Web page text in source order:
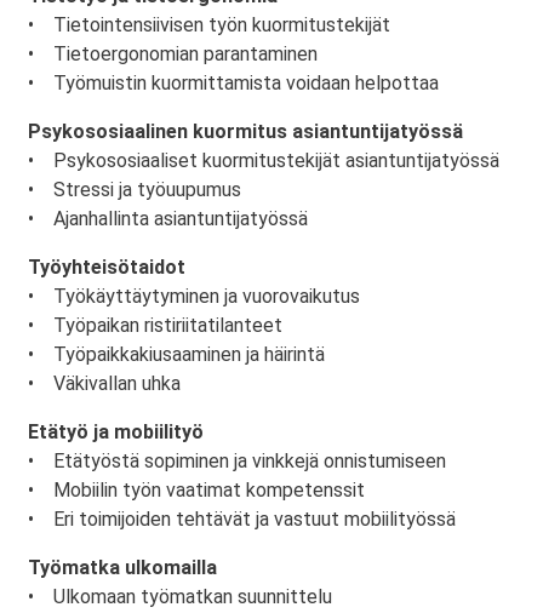
• Tietointensiivisen työn kuormitustekijät
• Tietoergonomian parantaminen
• Työmuistin kuormittamista voidaan helpottaa
Psykososiaalinen kuormitus asiantuntijatyössä
• Psykososiaaliset kuormitustekijät asiantuntijatyössä
• Stressi ja työuupumus
• Ajanhallinta asiantuntijatyössä
Työyhteisötaidot
• Työkäyttäytyminen ja vuorovaikutus
• Työpaikan ristiriitatilanteet
• Työpaikkakiusaaminen ja häirintä
• Väkivallan uhka
Etätyö ja mobiilityö
• Etätyöstä sopiminen ja vinkkejä onnistumiseen
• Mobiilin työn vaatimat kompetenssit
• Eri toimijoiden tehtävät ja vastuut mobiilityössä
Työmatka ulkomailla
• Ulkomaan työmatkan suunnittelu